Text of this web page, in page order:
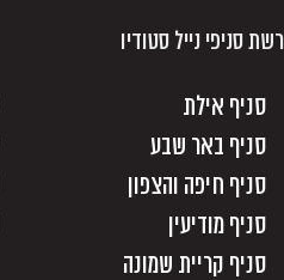
רשת סניפי נייל סטודיו
סניף אילת
סניף באר שבע
סניף חיפה והצפון
סניף מודיעין
סניף קריית שמונה